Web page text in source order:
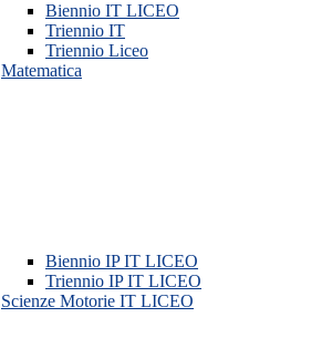
Biennio IT LICEO
Triennio IT
Triennio Liceo
Matematica
Biennio IP IT LICEO
Triennio IP IT LICEO
Scienze Motorie IT LICEO